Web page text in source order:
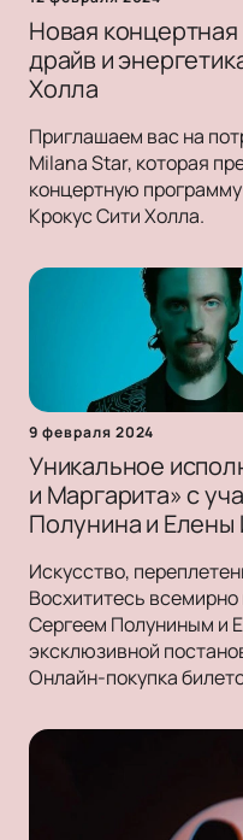
Новая
драйв и
Холла
Приглашаем вас на
Milana Star, которая
концертную
Крокус Сити Холла.
9 февраля 2024
Уникальное
и Маргарита» с
Полунина и Елены
Искусство,
Восхититесь
Сергеем Полуниным и
эксклюзивной
Онлайн-покупка